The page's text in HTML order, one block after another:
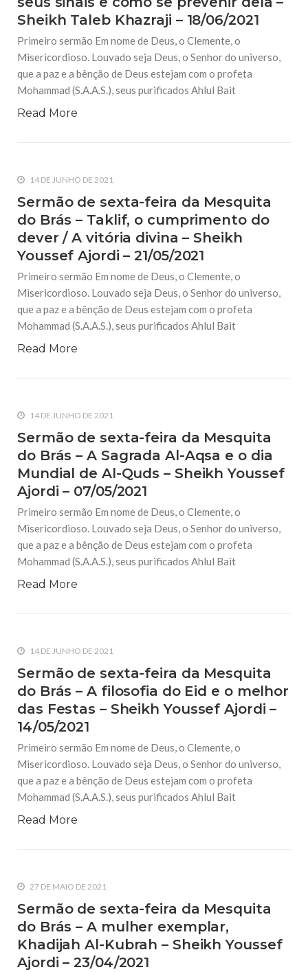
os direitos e os seus princípios, mesmo antes de sua
Breve Biografia de Fátima Masûmah (A.S.),
filha do Imam Mussa (A.S.)
Traduzido do Espanhol por Reda al Husayn “Rava” Seu pai O
sétimo Imam dos muçulmanos, o Imam Mussa Ibn Já‘far (A.S.)
foi o pai de Fátima Ma‘sûmah (A.S.). Nos ditos ele é
foi o terceiro Imam da linhagem do profeta. Muitos
vários colóquios nobres do profeta Mohammad (S.A.A.S).
Sheikh Taleb Khazraji – 18/06/2021
Primeiro sermão Em nome de Deus, o Clemente, o
Misericordioso. Louvado seja Deus, o Senhor do universo,
que a paz e a bênção de Deus estejam com o profeta
Mohammad (S.A.A.S.), seus purificados Ahlul Bait
Read More
14 DE JUNHO DE 2021
Sermão de sexta-feira da Mesquita
do Brás – Taklif, o cumprimento do
dever / A vitória divina – Sheikh
Youssef Ajordi – 21/05/2021
Primeiro sermão Em nome de Deus, o Clemente, o
Misericordioso. Louvado seja Deus, o Senhor do universo,
que a paz e a bênção de Deus estejam com o profeta
Mohammad (S.A.A.S.), seus purificados Ahlul Bait
Read More
14 DE JUNHO DE 2021
Sermão de sexta-feira da Mesquita
do Brás – A Sagrada Al-Aqsa e o dia
Mundial de Al-Quds – Sheikh Youssef
Ajordi – 07/05/2021
Primeiro sermão Em nome de Deus, o Clemente, o
Misericordioso. Louvado seja Deus, o Senhor do universo,
que a paz e a bênção de Deus estejam com o profeta
Mohammad (S.A.A.S.), seus purificados Ahlul Bait
Read More
14 DE JUNHO DE 2021
Sermão de sexta-feira da Mesquita
do Brás – A filosofia do Eid e o melhor
das Festas – Sheikh Youssef Ajordi –
14/05/2021
Primeiro sermão Em nome de Deus, o Clemente, o
Misericordioso. Louvado seja Deus, o Senhor do universo,
que a paz e a bênção de Deus estejam com o profeta
Mohammad (S.A.A.S.), seus purificados Ahlul Bait
Read More
27 DE MAIO DE 2021
Sermão de sexta-feira da Mesquita
do Brás – A mulher exemplar,
Khadijah Al-Kubrah – Sheikh Youssef
Ajordi – 23/04/2021